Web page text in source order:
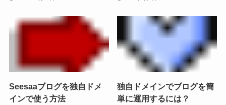
Seesaaブログを独自ドメ
インで使う方法
独自ドメインでブログを簡
単に運用するには？